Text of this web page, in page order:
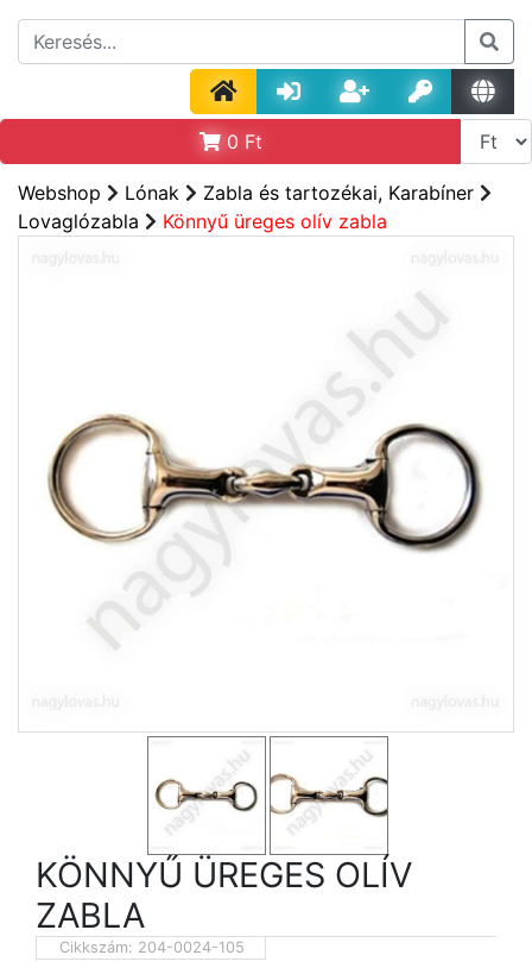
0 Ft
Webshop Lónak
Zabla és tartozékai, Karabíner
Lovaglózabla
Könnyű üreges olív zabla
KÖNNYŰ ÜREGES OLÍV
ZABLA
Cikkszám: 204-0024-105